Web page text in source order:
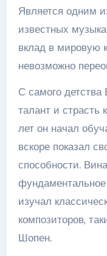
Является одним
известных
вклад в мировую
невозможно
С самого
талант и страсть
лет он начал
вскоре показал
способности.
изучал
композиторов,
Шопен.